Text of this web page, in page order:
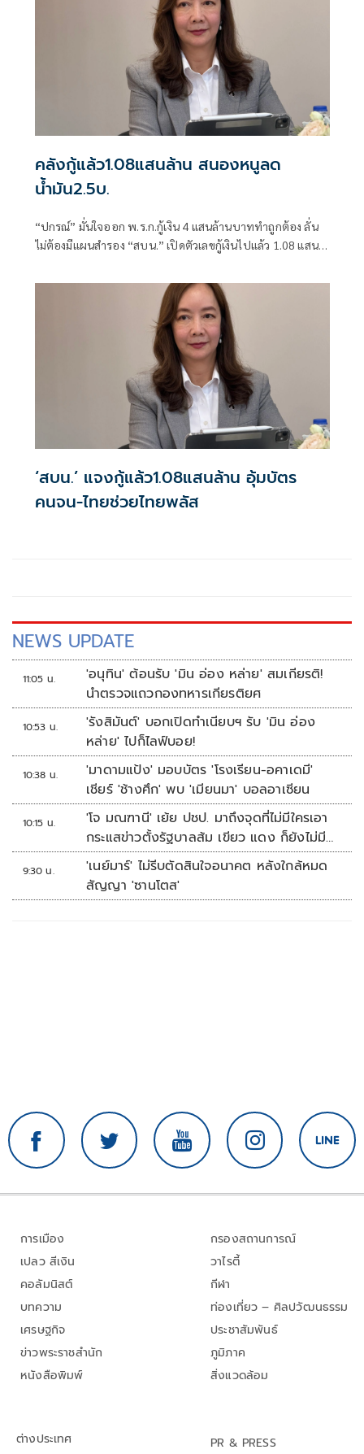
คลังกู้แล้ว1.08แสนล้าน สนองหนูลด
น้ำมัน2.5บ.
“ปกรณ์” มั่นใจออก พ.ร.ก.กู้เงิน 4 แสนล้านบาททำถูกต้อง ลั่น
ไม่ต้องมีแผนสำรอง “สบน.” เปิดตัวเลขกู้เงินไปแล้ว 1.08 แสน
‘สบน.’ แจงกู้แล้ว1.08แสนล้าน อุ้มบัตร
คนจน-ไทยช่วยไทยพลัส
NEWS UPDATE
11:05 น.
'อนุทิน' ต้อนรับ 'มิน อ่อง หล่าย' สมเกียรติ!
นำตรวจแถวกองทหารเกียรติยศ
10:53 น.
'รังสิมันต์' บอกเปิดทำเนียบฯ รับ 'มิน อ่อง
หล่าย' ไปก็ไลฟ์บอย!
10:38 น.
'มาดามแป้ง' มอบบัตร 'โรงเรียน-อคาเดมี'
เชียร์ 'ช้างศึก' พบ 'เมียนมา' บอลอาเซียน
10:15 น.
'โจ มณฑานี' เย้ย ปชป. มาถึงจุดที่ไม่มีใครเอา
กระแสข่าวตั้งรัฐบาลส้ม เขียว แดง ก็ยังไม่มีฟ้า
เลย
9:30 น.
'เนย์มาร์' ไม่รีบตัดสินใจอนาคต หลังใกล้หมด
สัญญา 'ซานโตส'
การเมือง
เปลว สีเงิน
คอลัมนิสต์
บทความ
เศรษฐกิจ
ข่าวพระราชสำนัก
หนังสือพิมพ์
กรองสถานการณ์
วาไรตี้
กีฬา
ท่องเที่ยว – ศิลปวัฒนธรรม
ประชาสัมพันธ์
ภูมิภาค
สิ่งแวดล้อม
ต่างประเทศ
PR & PRESS